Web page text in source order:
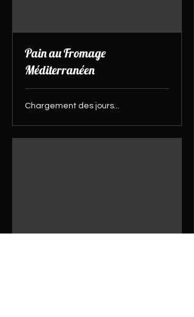
Pain au Fromage
Méditerranéen
Chargement des jours...